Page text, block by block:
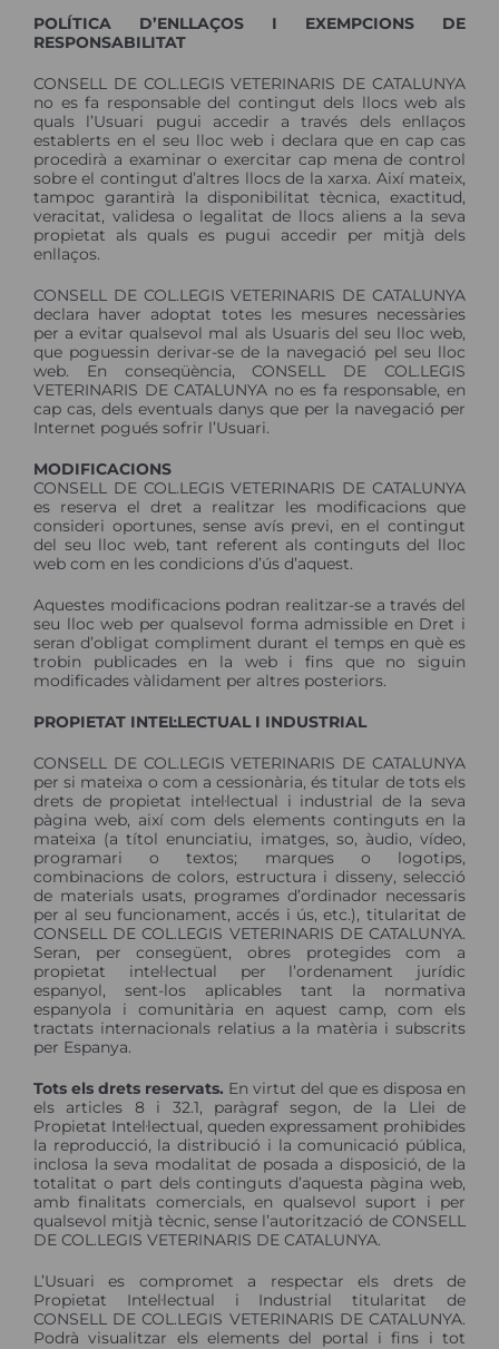
POLÍTICA D’ENLLAÇOS I EXEMPCIONS DE
RESPONSABILITAT
CONSELL DE COL.LEGIS VETERINARIS DE CATALUNYA
no es fa responsable del contingut dels llocs web als
quals l’Usuari pugui accedir a través dels enllaços
establerts en el seu lloc web i declara que en cap cas
procedirà a examinar o exercitar cap mena de control
sobre el contingut d’altres llocs de la xarxa. Així mateix,
tampoc garantirà la disponibilitat tècnica, exactitud,
veracitat, validesa o legalitat de llocs aliens a la seva
propietat als quals es pugui accedir per mitjà dels
enllaços.
CONSELL DE COL.LEGIS VETERINARIS DE CATALUNYA
declara haver adoptat totes les mesures necessàries
per a evitar qualsevol mal als Usuaris del seu lloc web,
que poguessin derivar-se de la navegació pel seu lloc
web. En conseqüència, CONSELL DE COL.LEGIS
VETERINARIS DE CATALUNYA no es fa responsable, en
cap cas, dels eventuals danys que per la navegació per
Internet pogués sofrir l’Usuari.
MODIFICACIONS
CONSELL DE COL.LEGIS VETERINARIS DE CATALUNYA
es reserva el dret a realitzar les modificacions que
consideri oportunes, sense avís previ, en el contingut
del seu lloc web, tant referent als continguts del lloc
web com en les condicions d’ús d’aquest.
Aquestes modificacions podran realitzar-se a través del
seu lloc web per qualsevol forma admissible en Dret i
seran d’obligat compliment durant el temps en què es
trobin publicades en la web i fins que no siguin
modificades vàlidament per altres posteriors.
PROPIETAT INTEL·LECTUAL I INDUSTRIAL
CONSELL DE COL.LEGIS VETERINARIS DE CATALUNYA
per si mateixa o com a cessionària, és titular de tots els
drets de propietat intel·lectual i industrial de la seva
pàgina web, així com dels elements continguts en la
mateixa (a títol enunciatiu, imatges, so, àudio, vídeo,
programari o textos; marques o logotips,
combinacions de colors, estructura i disseny, selecció
de materials usats, programes d’ordinador necessaris
per al seu funcionament, accés i ús, etc.), titularitat de
CONSELL DE COL.LEGIS VETERINARIS DE CATALUNYA.
Seran, per consegüent, obres protegides com a
propietat intel·lectual per l’ordenament jurídic
espanyol, sent-los aplicables tant la normativa
espanyola i comunitària en aquest camp, com els
tractats internacionals relatius a la matèria i subscrits
per Espanya.
Tots els drets reservats. En virtut del que es disposa en
els articles 8 i 32.1, paràgraf segon, de la Llei de
Propietat Intel·lectual, queden expressament prohibides
la reproducció, la distribució i la comunicació pública,
inclosa la seva modalitat de posada a disposició, de la
totalitat o part dels continguts d’aquesta pàgina web,
amb finalitats comercials, en qualsevol suport i per
qualsevol mitjà tècnic, sense l’autorització de CONSELL
DE COL.LEGIS VETERINARIS DE CATALUNYA.
L’Usuari es compromet a respectar els drets de
Propietat Intel·lectual i Industrial titularitat de
CONSELL DE COL.LEGIS VETERINARIS DE CATALUNYA.
Podrà visualitzar els elements del portal i fins i tot